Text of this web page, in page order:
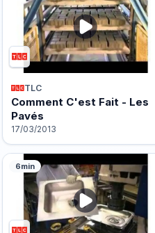
TLC
Comment C'est Fait - Les
Pavés
17/03/2013
6min